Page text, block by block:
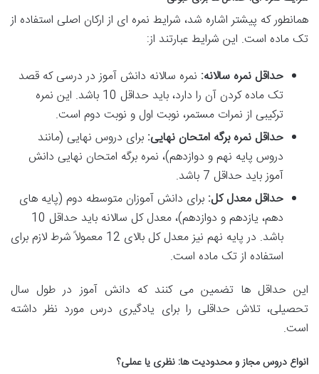
همانطور که پیشتر اشاره شد، شرایط نمره ای از ارکان اصلی استفاده از
تک ماده است. این شرایط عبارتند از:
حداقل نمره سالانه: نمره سالانه دانش آموز در درسی که قصد
تک ماده کردن آن را دارد، باید حداقل 10 باشد. این نمره
ترکیبی از نمرات مستمر، نوبت اول و نوبت دوم است.
حداقل نمره برگه امتحان نهایی: برای دروس نهایی (مانند
دروس پایه نهم و دوازدهم)، نمره برگه امتحان نهایی دانش
آموز باید حداقل 7 باشد.
حداقل معدل کل: برای دانش آموزان متوسطه دوم (پایه های
دهم، یازدهم و دوازدهم)، معدل کل سالانه باید حداقل 10
باشد. در پایه نهم نیز معدل کل بالای 12 معمولاً شرط لازم برای
استفاده از تک ماده است.
این حداقل ها تضمین می کنند که دانش آموز در طول سال
تحصیلی، تلاش حداقلی را برای یادگیری درس مورد نظر داشته
است.
انواع دروس مجاز و محدودیت ها: نظری یا عملی؟